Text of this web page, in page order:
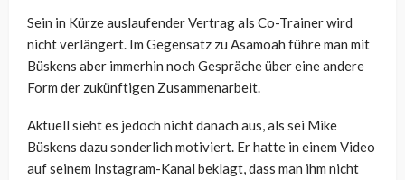
Sein in Kürze auslaufender Vertrag als Co-Trainer wird
nicht verlängert. Im Gegensatz zu Asamoah führe man mit
Büskens aber immerhin noch Gespräche über eine andere
Form der zukünftigen Zusammenarbeit.
Aktuell sieht es jedoch nicht danach aus, als sei Mike
Büskens dazu sonderlich motiviert. Er hatte in einem Video
auf seinem Instagram-Kanal beklagt, dass man ihm nicht